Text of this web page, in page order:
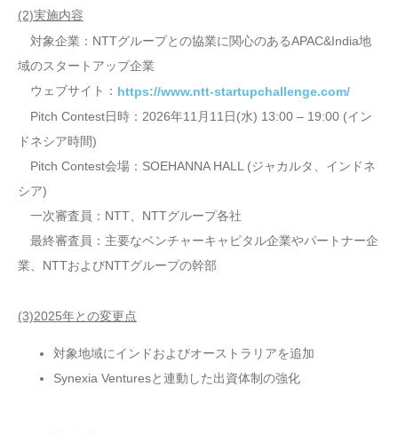
(2)実施内容
対象企業：NTTグループとの協業に関心のあるAPAC&India地
域のスタートアップ企業
ウェブサイト： https://www.ntt-startupchallenge.com/
Pitch Contest日時：2026年11月11日(水) 13:00 – 19:00 (イン
ドネシア時間)
Pitch Contest会場：SOEHANNA HALL (ジャカルタ、インドネ
シア)
一次審査員：NTT、NTTグループ各社
最終審査員：主要なベンチャーキャピタル企業やパートナー企
業、NTTおよびNTTグループの幹部
(3)2025年との変更点
対象地域にインドおよびオーストラリアを追加
Synexia Venturesと連動した出資体制の強化